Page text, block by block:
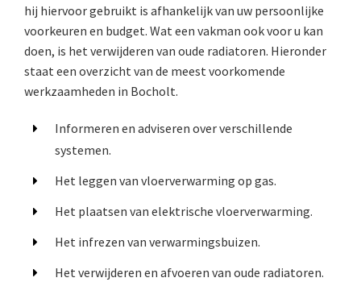
hij hiervoor gebruikt is afhankelijk van uw persoonlijke
voorkeuren en budget. Wat een vakman ook voor u kan
doen, is het verwijderen van oude radiatoren. Hieronder
staat een overzicht van de meest voorkomende
werkzaamheden in Bocholt.
Informeren en adviseren over verschillende
systemen.
Het leggen van vloerverwarming op gas.
Het plaatsen van elektrische vloerverwarming.
Het infrezen van verwarmingsbuizen.
Het verwijderen en afvoeren van oude radiatoren.